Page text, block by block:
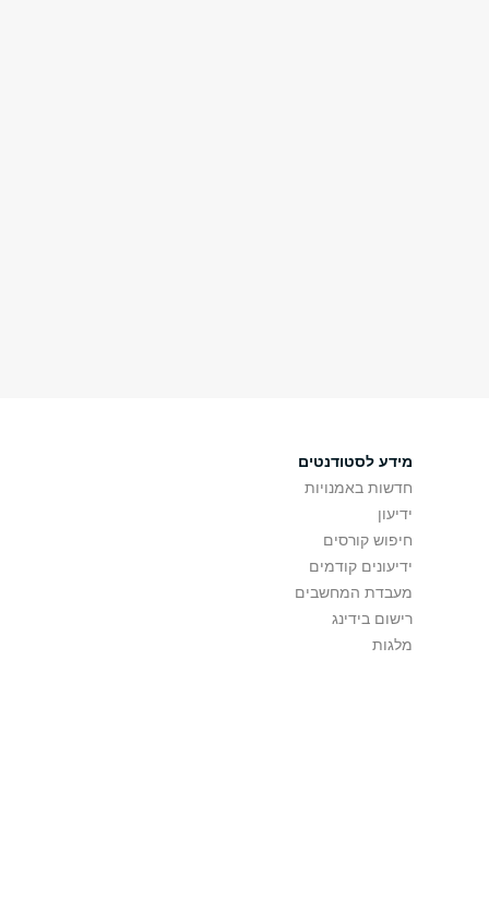
מידע לסטודנטים
חדשות באמנויות
ידיעון
חיפוש קורסים
ידיעונים קודמים
מעבדת המחשבים
רישום בידינג
מלגות